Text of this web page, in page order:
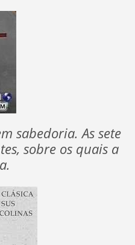
sabedoria. As sete
sobre os quais a